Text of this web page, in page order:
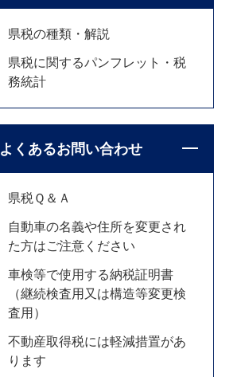
県税の種類・解説
県税に関するパンフレット・税
務統計
よくあるお問い合わせ
県税Ｑ＆Ａ
自動車の名義や住所を変更され
た方はご注意ください
車検等で使用する納税証明書
（継続検査用又は構造等変更検
査用）
不動産取得税には軽減措置があ
ります